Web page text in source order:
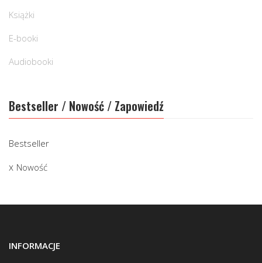
Książki
E-booki
Audiobooki
Bestseller / Nowość / Zapowiedź
Bestseller
Nowość
INFORMACJE